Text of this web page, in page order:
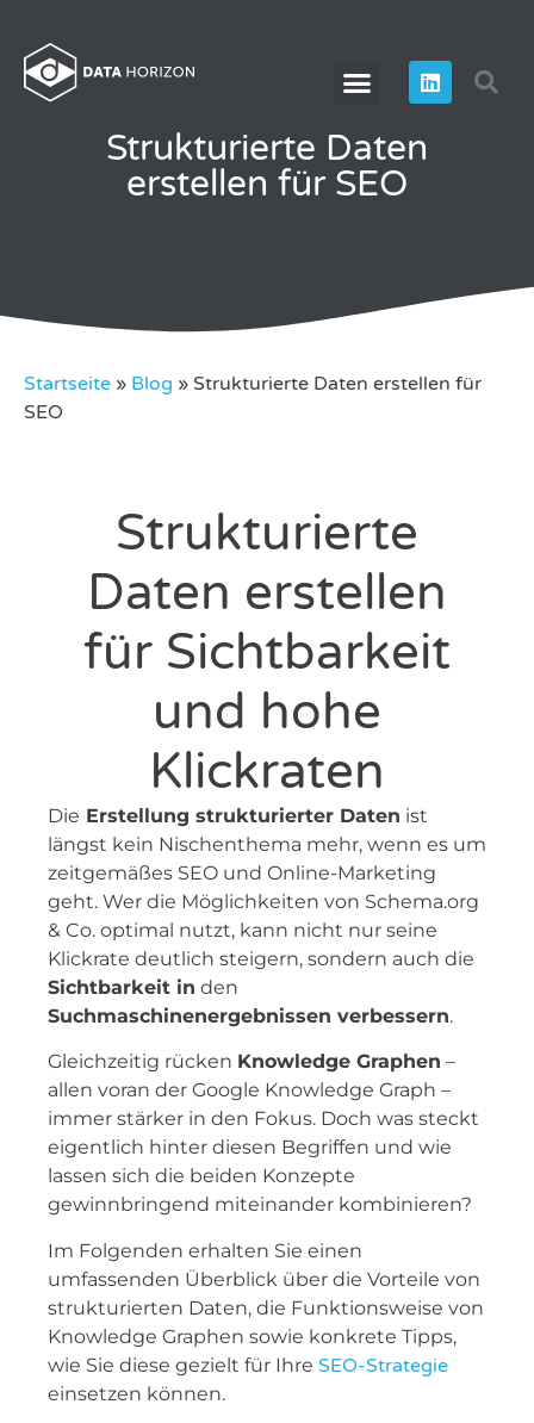
Strukturierte Daten
erstellen für SEO
Startseite » Blog » Strukturierte Daten erstellen für
SEO
Strukturierte
Daten erstellen
für Sichtbarkeit
und hohe
Klickraten
Die Erstellung strukturierter Daten ist
längst kein Nischenthema mehr, wenn es um
zeitgemäßes SEO und Online-Marketing
geht. Wer die Möglichkeiten von Schema.org
& Co. optimal nutzt, kann nicht nur seine
Klickrate deutlich steigern, sondern auch die
Sichtbarkeit in den
Suchmaschinenergebnissen verbessern.
Gleichzeitig rücken Knowledge Graphen –
allen voran der Google Knowledge Graph –
immer stärker in den Fokus. Doch was steckt
eigentlich hinter diesen Begriffen und wie
lassen sich die beiden Konzepte
gewinnbringend miteinander kombinieren?
Im Folgenden erhalten Sie einen
umfassenden Überblick über die Vorteile von
strukturierten Daten, die Funktionsweise von
Knowledge Graphen sowie konkrete Tipps,
wie Sie diese gezielt für Ihre SEO-Strategie
einsetzen können.